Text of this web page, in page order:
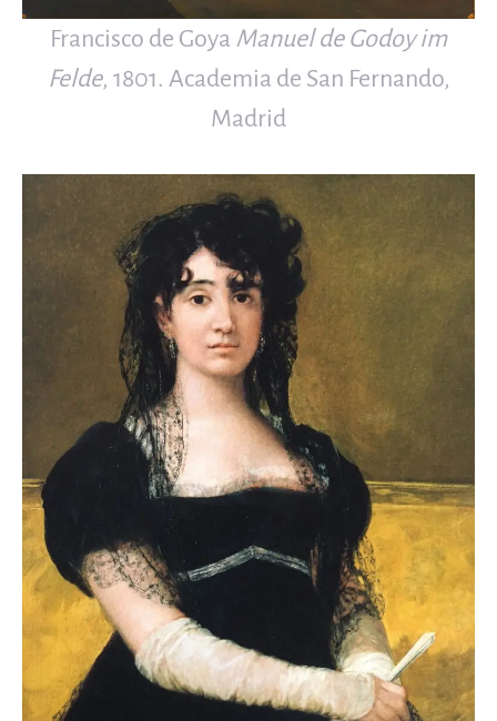
Francisco de Goya Manuel de Godoy im
Felde, 1801. Academia de San Fernando,
Madrid